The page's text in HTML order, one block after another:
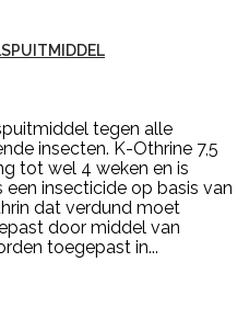
tegen alle
insecten. K-Othrine 7,5
tot wel 4 weken en is
een insecticide op basis van
dat verdund moet
door middel van
toegepast in...